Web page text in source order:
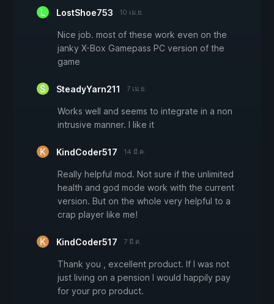
LostShoe753 10 เม.ย.
Nice job. most of these work even on the
janky X-Box Gamepass PC version of the
game
SteadyYarn211 7 เม.ย.
Works well and seems to integrate in a non
intrusive manner. I like it
KindCoder517 14 มี.ค.
Really helpful mod. Not sure if the unlimited
health and god mode work with the current
version. But on the whole very helpful to a
crap player like me!
KindCoder517 7 มี.ค.
Thank you , excellent product. If I was not
just living on a pension I would happily pay
for your pro product.